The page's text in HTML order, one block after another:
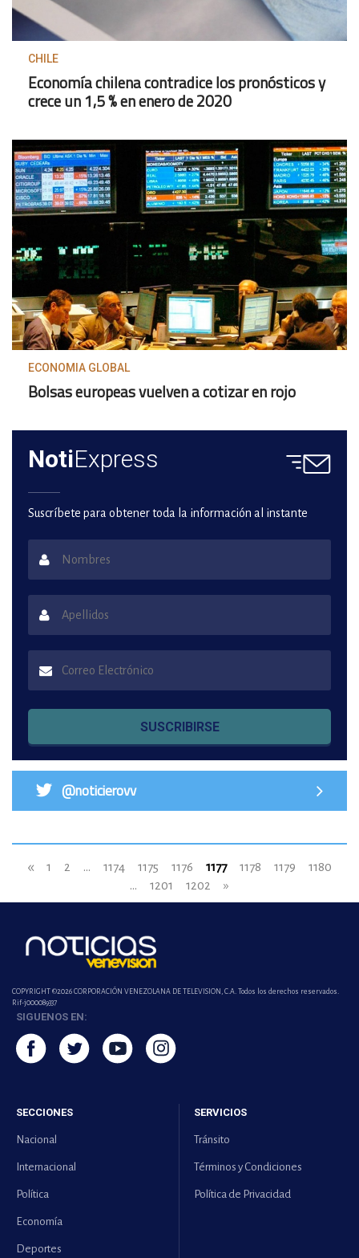
CHILE
Economía chilena contradice los pronósticos y
crece un 1,5 % en enero de 2020
ECONOMIA GLOBAL
Bolsas europeas vuelven a cotizar en rojo
NotiExpress
Suscríbete para obtener toda la información al instante
SUSCRIBIRSE
@noticierovv
« 1 2 ... 1174 1175 1176 1177 1178 1179
1180
...
1201 1202 »
COPYRIGHT ©2026 CORPORACIÓN VENEZOLANA DE TELEVISION, C.A. Todos los derechos reservados.
Rif-j000089337
SIGUENOS EN:
SECCIONES
Nacional
Internacional
Política
Economía
Deportes
SERVICIOS
Tránsito
Términos y Condiciones
Política de Privacidad